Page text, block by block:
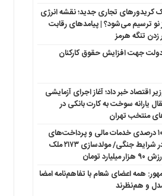
کریدورهای تجاری جدید؛ نقشه انرژی
نو ترسیم می‌شود؟ | پیامدهای رقابت
زدن تنگه هرمز
جهت افزایش حقوق کارکنان
اقتصاد خبر داد؛ آغاز اجرای آزمایشی
یارانه سوخت به کارت بانکی در
منتخب تهران
تداوم ۱۰۰ درصدی خدمات مالی و پرداخت‌های
عمومی در شرایط جنگی/ مولدسازی ۲۱۷۳ ملک
تومان
همه اعضای شعام با تفاهم‌نامه امضا
و هم‌نظرند